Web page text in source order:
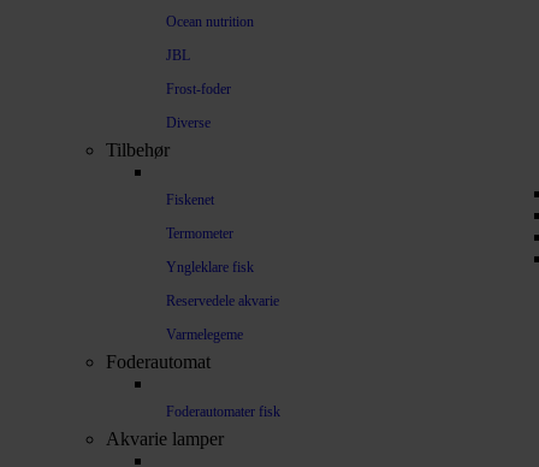
Ocean nutrition
JBL
Frost-foder
Diverse
Tilbehør
Fiskenet
Termometer
Yngleklare fisk
Reservedele akvarie
Varmelegeme
Foderautomat
Foderautomater fisk
Akvarie lamper